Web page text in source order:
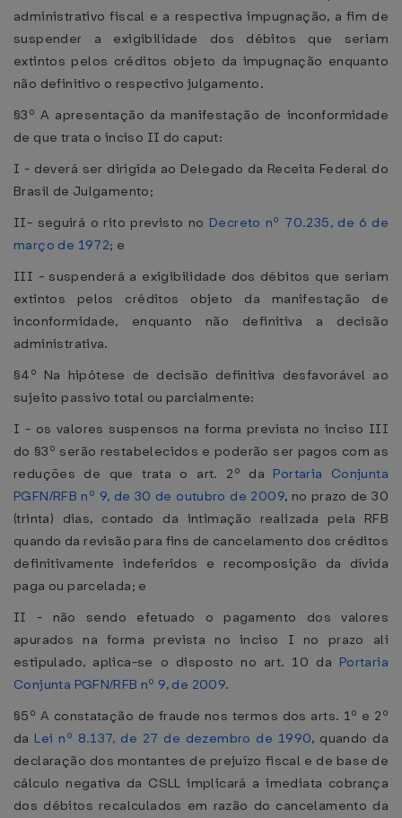
administrativo fiscal e a respectiva impugnação, a fim de
suspender a exigibilidade dos débitos que seriam
extintos pelos créditos objeto da impugnação enquanto
não definitivo o respectivo julgamento.
§3º A apresentação da manifestação de inconformidade
de que trata o inciso II do caput:
I - deverá ser dirigida ao Delegado da Receita Federal do
Brasil de Julgamento;
II- seguirá o rito previsto no Decreto nº 70.235, de 6 de
março de 1972; e
III - suspenderá a exigibilidade dos débitos que seriam
extintos pelos créditos objeto da manifestação de
inconformidade, enquanto não definitiva a decisão
administrativa.
§4º Na hipótese de decisão definitiva desfavorável ao
sujeito passivo total ou parcialmente:
I - os valores suspensos na forma prevista no inciso III
do §3º serão restabelecidos e poderão ser pagos com as
reduções de que trata o art. 2º da Portaria Conjunta
PGFN/RFB nº 9, de 30 de outubro de 2009, no prazo de 30
(trinta) dias, contado da intimação realizada pela RFB
quando da revisão para fins de cancelamento dos créditos
definitivamente indeferidos e recomposição da dívida
paga ou parcelada; e
II - não sendo efetuado o pagamento dos valores
apurados na forma prevista no inciso I no prazo ali
estipulado, aplica-se o disposto no art. 10 da Portaria
Conjunta PGFN/RFB nº 9, de 2009.
§5º A constatação de fraude nos termos dos arts. 1º e 2º
da Lei nº 8.137, de 27 de dezembro de 1990, quando da
declaração dos montantes de prejuízo fiscal e de base de
cálculo negativa da CSLL implicará a imediata cobrança
dos débitos recalculados em razão do cancelamento da